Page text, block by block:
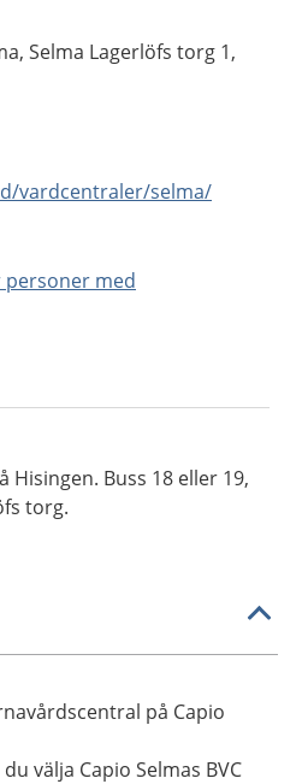
Selma Lagerlöfs torg 1,
vardcentraler/selma/
personer med
Hisingen. Buss 18 eller 19,
torg.
på Capio
välja Capio Selmas BVC